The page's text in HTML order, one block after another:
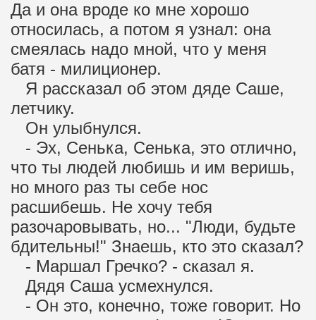
Да и она вроде ко мне хорошо
относилась, а потом я узнал: она
смеялась надо мной, что у меня
батя - милиционер.
Я рассказал об этом дяде Саше,
летчику.
Он улыбнулся.
- Эх, Сенька, Сенька, это отлично,
что ты людей любишь и им веришь,
но много раз ты себе нос
расшибешь. Не хочу тебя
разочаровывать, но... "Люди, будьте
бдительны!" Знаешь, кто это сказал?
- Маршал Гречко? - сказал я.
Дядя Саша усмехнулся.
- Он это, конечно, тоже говорит. Но